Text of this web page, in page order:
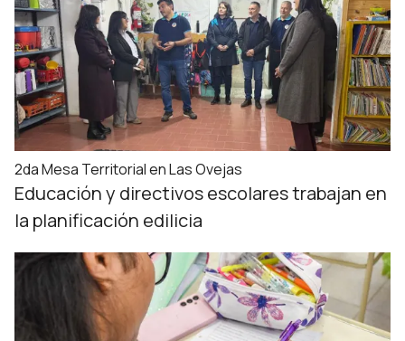
2da Mesa Territorial en Las Ovejas
Educación y directivos escolares trabajan en
la planificación edilicia